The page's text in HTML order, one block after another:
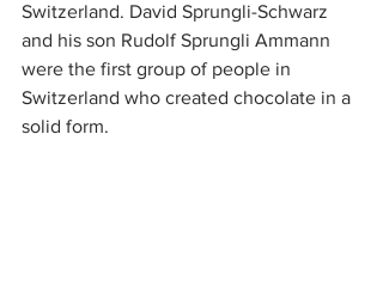
Switzerland. David Sprungli-Schwarz
and his son Rudolf Sprungli Ammann
were the first group of people in
Switzerland who created chocolate in a
solid form.